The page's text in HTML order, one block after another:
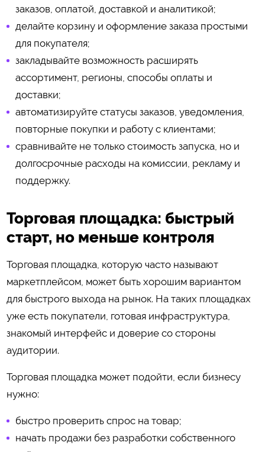
заказов, оплатой, доставкой и аналитикой;
делайте корзину и оформление заказа простыми
для покупателя;
закладывайте возможность расширять
ассортимент, регионы, способы оплаты и
доставки;
автоматизируйте статусы заказов, уведомления,
повторные покупки и работу с клиентами;
сравнивайте не только стоимость запуска, но и
долгосрочные расходы на комиссии, рекламу и
поддержку.
Торговая площадка: быстрый
старт, но меньше контроля
Торговая площадка, которую часто называют
маркетплейсом, может быть хорошим вариантом
для быстрого выхода на рынок. На таких площадках
уже есть покупатели, готовая инфраструктура,
знакомый интерфейс и доверие со стороны
аудитории.
Торговая площадка может подойти, если бизнесу
нужно:
быстро проверить спрос на товар;
начать продажи без разработки собственного